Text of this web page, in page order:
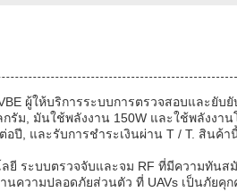
ผู้ให้บริการระบบการตรวจสอบและยับยั
รัม, มันใช้พลังงาน 150W และใช้พลังงาน
ปี, และรับการชําระเงินผ่าน T / T. สินค้า
ลยี ระบบตรวจจับและจม RF ที่มีความทันส
นความปลอดภัยส่วนตัว ที่ UAVs เป็นภัยคุก